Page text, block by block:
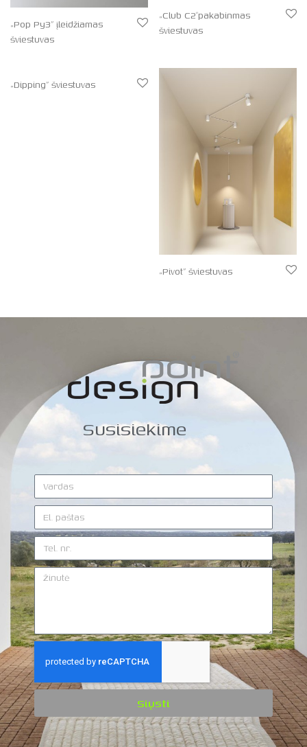
„Pop Py3” įleidžiamas
šviestuvas
„Club C2″pakabinmas
šviestuvas
„Dipping” šviestuvas
„Pivot” šviestuvas
Susisiekime
Siųsti